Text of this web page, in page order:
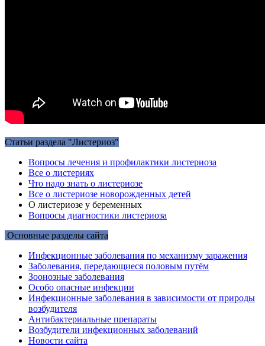
Статьи раздела "Листериоз"
Вопросы лечения и профилактики листериоза
Все о листериях
Что надо знать о листериозе
Все о листериозе новорожденных детей
О листериозе у беременных
Вопросы диагностики листериоза
Основные разделы сайта
Инфекционные заболевания по механизму заражения
Заболевания, передающиеся половым путём
Зоонозные заболевания
Особо опасные инфекции
Инфекционные заболевания в зависимости от природы
возбудителя
Антибактериальные препараты
Возбудители инфекционных заболеваний
Новости сайта